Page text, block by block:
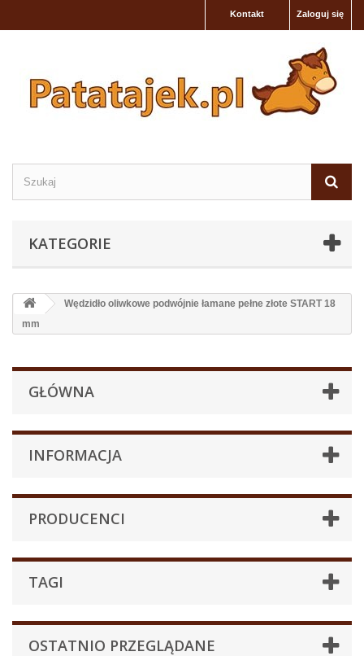
Zaloguj się
Kontakt
KATEGORIE
Wędzidło oliwkowe podwójnie łamane pełne złote START 18
mm
GŁÓWNA
INFORMACJA
PRODUCENCI
TAGI
OSTATNIO PRZEGLĄDANE